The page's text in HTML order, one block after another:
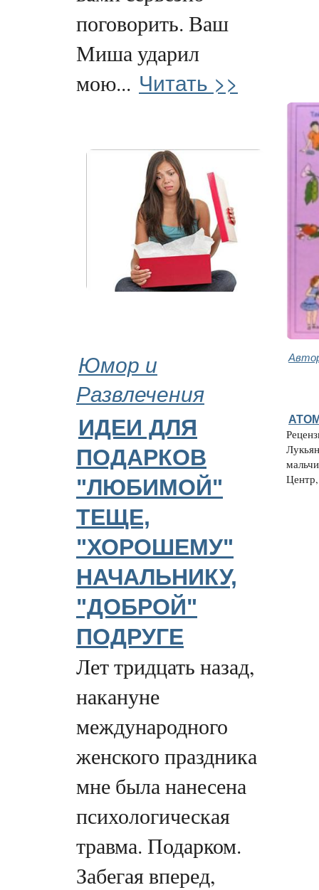
поговорить. Ваш
Миша ударил
мою... Читать >>
Юмор и
Развлечения
ИДЕИ ДЛЯ
ПОДАРКОВ
"ЛЮБИМОЙ"
ТЕЩЕ,
"ХОРОШЕМУ"
НАЧАЛЬНИКУ,
"ДОБРОЙ"
ПОДРУГЕ
Лет тридцать назад,
накануне
международного
женского праздника
мне была нанесена
психологическая
травма. Подарком.
Забегая вперед,